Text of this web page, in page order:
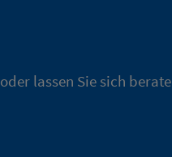
oder lassen Sie sich